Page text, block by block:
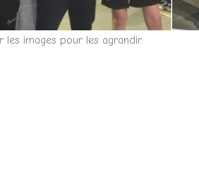
les images pour les agrandir.